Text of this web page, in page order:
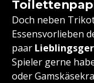
Doch neben
Essensvorlieben
paar
Spieler gerne
oder